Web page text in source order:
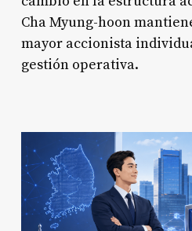
Cha Myung-hoon
mayor accionista
gestión operativa.